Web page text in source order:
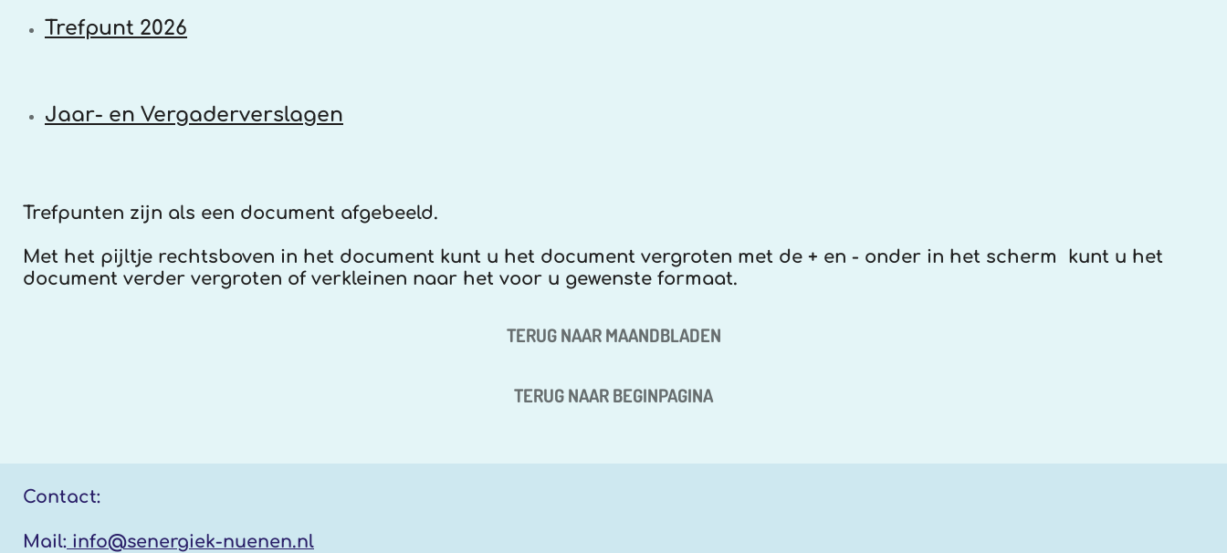
Trefpunt 2026
Jaar- en Vergaderverslagen
Trefpunten zijn als een document afgebeeld.
Met het pijltje rechtsboven in het document kunt u het document vergroten met de + en - onder in het scherm kunt u het
document verder vergroten of verkleinen naar het voor u gewenste formaat.
TERUG NAAR MAANDBLADEN
TERUG NAAR BEGINPAGINA
Contact:
Mail: info@senergiek-nuenen.nl